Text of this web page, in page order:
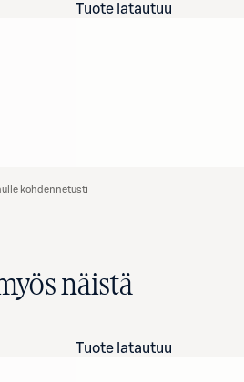
Tuote latautuu
kohdennetusti
näistä
Tuote latautuu